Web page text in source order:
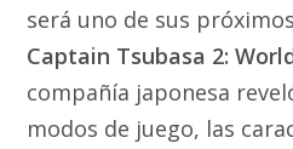
será uno de sus
Captain Tsubasa 2:
compañía japonesa
modos de juego, las